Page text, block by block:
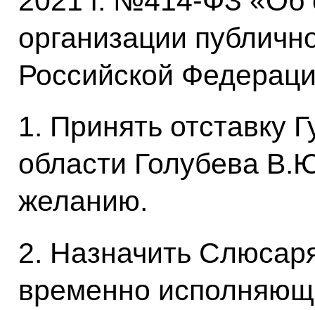
организации
Российской
1. Принять отставку
области Голубева
желанию.
2. Назначить
временно